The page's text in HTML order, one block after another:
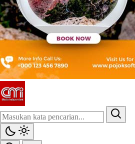
CMI News
Berani, Integritas dan Loyalitas